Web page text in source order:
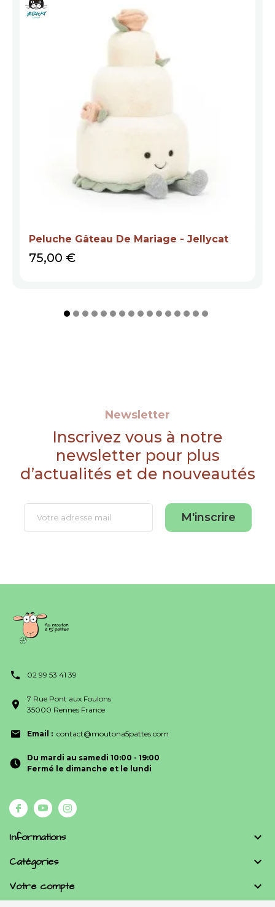
Peluche Gâteau De Mariage - Jellycat
Prix
75,00 €
Newsletter
Inscrivez vous à notre
newsletter pour plus
d’actualités et de nouveautés
M'inscrire
02 99 53 41 39
7 Rue Pont aux Foulons
35000 Rennes France
Email : contact@moutona5pattes.com
Du mardi au samedi 10:00 - 19:00
Fermé le dimanche et le lundi
Informations 
Catégories 
Votre compte 